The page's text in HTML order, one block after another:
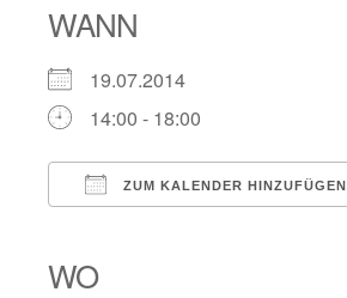
WANN
19.07.2014
14:00 - 18:00
ZUM KALENDER HINZUFÜGEN
WO